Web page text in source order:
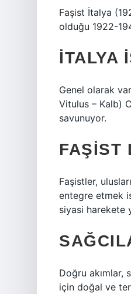
Faşist İtalya
olduğu 1922-
İTALYA
Genel olarak
Vitulus – Kalb)
savunuyor.
FAŞIST
Faşistler,
entegre etmek
siyasi harekete
Doğru akımlar,
için doğal ve